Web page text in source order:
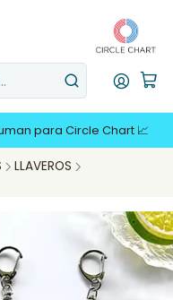
para Circle Chart 📈
LLAVEROS